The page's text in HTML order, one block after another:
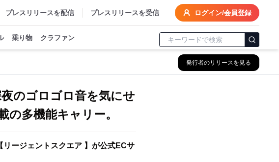
プレスリリースを配信 プレスリリースを受信 ログイン/会員登録
乗り物 クラファン
発行者のリリースを見る
のゴロゴロ音を気にせ
多機能キャリー。
ージェントスクエア 】が公式ECサ